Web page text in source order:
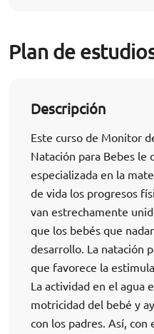
Plan de
Descripción
Este curso de Monitor
Natación para Bebes le
especializada en la
de vida los progresos
van estrechamente
que los bebés que
desarrollo. La natación
que favorece la
La actividad en el agua
motricidad del bebé y
con los padres. Así, con